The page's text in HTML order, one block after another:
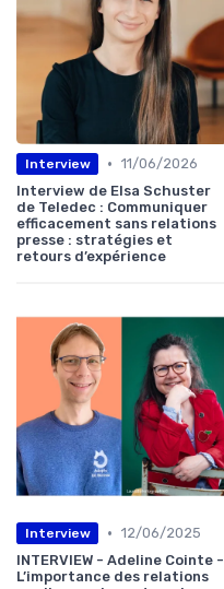
Interview • 11/06/2026
Interview de Elsa Schuster
de Teledec : Communiquer
efficacement sans relations
presse : stratégies et
retours d’expérience
Interview • 12/06/2025
INTERVIEW - Adeline Cointe -
L’importance des relations